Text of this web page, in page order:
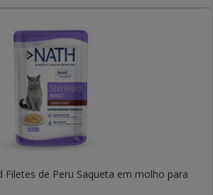
Filetes de Peru Saqueta em molho para